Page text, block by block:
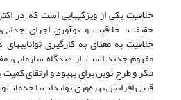
خلاقیت یکی از ویژگیهایی است که در
حقیقت، خلاقیت و نوآوری اجزای
خلاقیت به معنای به کارگیری
مفهوم جدید است. از دیدگاه سازمانی،
فکر و طرح نوین برای بهبود و ارتقای کمیت
قبیل افزایش بهره‌وری تولیدات یا